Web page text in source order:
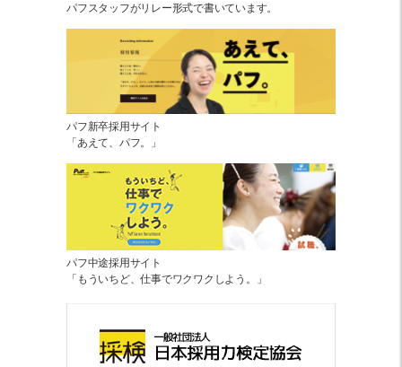
パフスタッフがリレー形式で書いています。
パフ新卒採用サイト
「あえて、パフ。」
パフ中途採用サイト
「もういちど、仕事でワクワクしよう。」